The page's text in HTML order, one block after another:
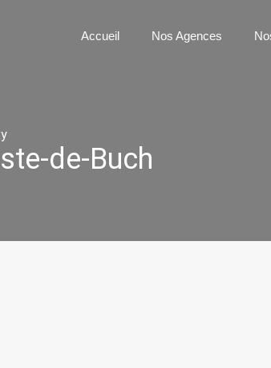
Accueil Nos Agences
Accueil Nos Agences
de-Buch